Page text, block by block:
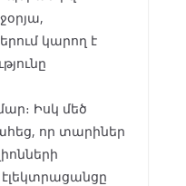
կարող է
Իսկ մեծ
որ տարիներ
էլեկտրացանցը